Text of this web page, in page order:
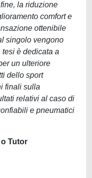
la riduzione
comfort e
ottenibile
singolo vengono
è dedicata a
un ulteriore
dello sport
finali sulla
relativi al caso di
e pneumatici
Tutor